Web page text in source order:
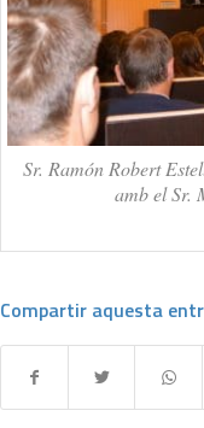
Sr. Ramón Robert
amb el Sr.
Compartir aquesta